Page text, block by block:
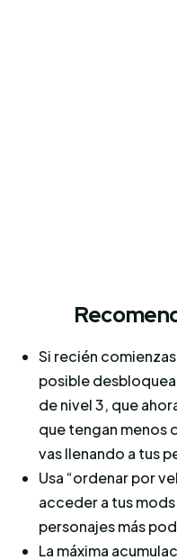
Si recién
posible
de nivel 3, que
que tengan menos
vas llenando a tus
Usa “ordenar por
acceder a tus
personajes más
La máxima